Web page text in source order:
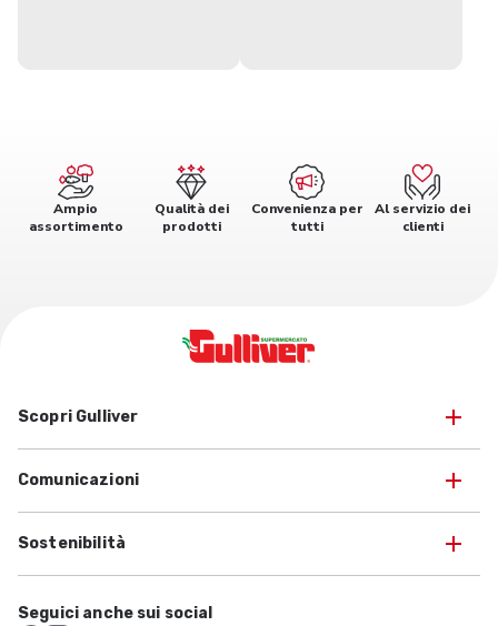
Ampio
assortimento
Qualità dei
prodotti
Convenienza per
tutti
Al servizio dei
clienti
Scopri Gulliver
Comunicazioni
Sostenibilità
Seguici anche sui social